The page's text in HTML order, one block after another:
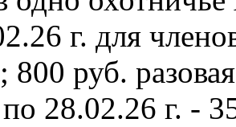
г. для
800 руб.
28.02.26 г. -